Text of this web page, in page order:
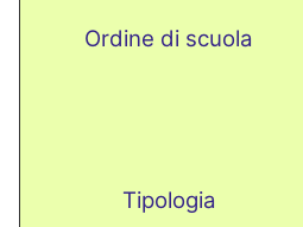
Ordine di scuola
Tipologia